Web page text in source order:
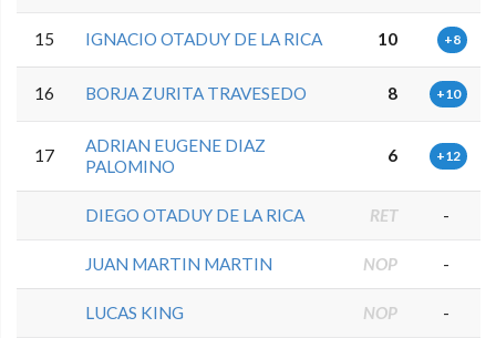
15 IGNACIO OTADUY DE LA RICA 10 +8
16 BORJA ZURITA TRAVESEDO 8 +10
17
ADRIAN EUGENE DIAZ
PALOMINO
6 +12
DIEGO OTADUY DE LA RICA RET -
JUAN MARTIN MARTIN NOP -
LUCAS KING NOP -